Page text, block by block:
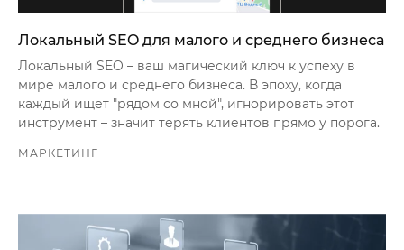
Локальный SEO для малого и среднего бизнеса
Локальный SEO – ваш магический ключ к успеху в
мире малого и среднего бизнеса. В эпоху, когда
каждый ищет "рядом со мной", игнорировать этот
инструмент – значит терять клиентов прямо у порога.
МАРКЕТИНГ